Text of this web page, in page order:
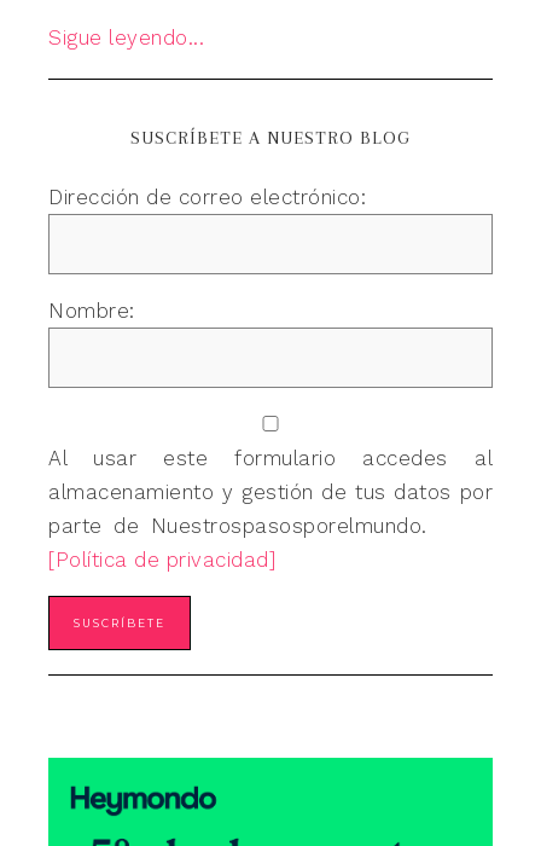
Sigue leyendo...
SUSCRÍBETE A NUESTRO BLOG
Dirección de correo electrónico:
Nombre:
Al usar este formulario accedes al
almacenamiento y gestión de tus datos por
parte de Nuestrospasosporelmundo.
[Política de privacidad]